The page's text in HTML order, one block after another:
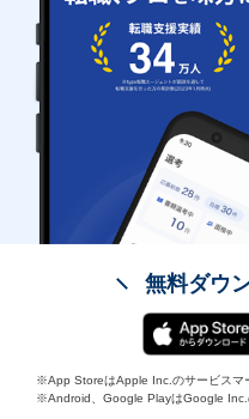
無料ダウ
※App StoreはApple Inc.のサービスマ
※Android、Google PlayはGoogle Inc.